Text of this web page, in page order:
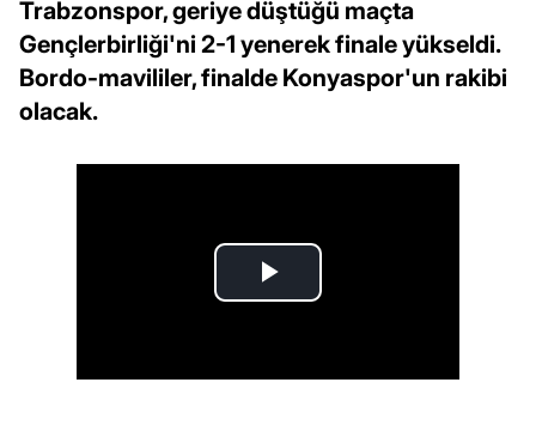
Trabzonspor, geriye düştüğü maçta
Gençlerbirliği'ni 2-1 yenerek finale yükseldi.
Bordo-mavililer, finalde Konyaspor'un rakibi
olacak.